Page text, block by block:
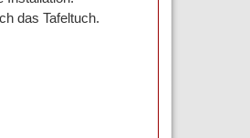
das Tafeltuch.